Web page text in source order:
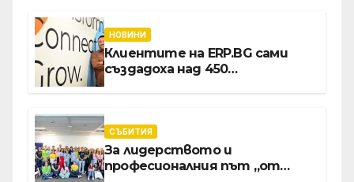
НОВИНИ
Клиентите на ERP.BG сами
създадоха над 450
интелект
СЪБИТИЯ
За лидерството и
професионалния път „от